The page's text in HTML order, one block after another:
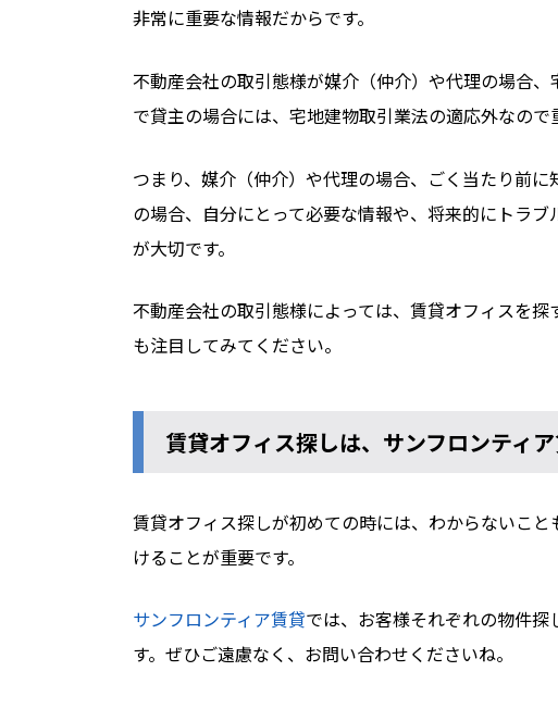
非常に重要な情報だからです。
不動産会社の取引態様が媒介（仲介）や代理の場合
で貸主の場合には、宅地建物取引業法の適応外なので
つまり、媒介（仲介）や代理の場合、ごく当たり前
の場合、自分にとって必要な情報や、将来的にトラ
が大切です。
不動産会社の取引態様によっては、賃貸オフィスを
も注目してみてください。
賃貸オフィス探しは、サンフロンティ
賃貸オフィス探しが初めての時には、わからないこ
けることが重要です。
サンフロンティア賃貸では、お客様それぞれの物件
す。ぜひご遠慮なく、お問い合わせくださいね。